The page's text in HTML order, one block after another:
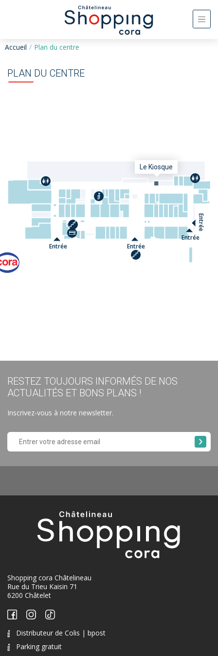
Accueil Plan du centre
PLAN DU CENTRE
Le Kiosque
Entrée
Entrée
Entrée
Entrée
RESTEZ TOUJOURS INFORMÉS DE NOS
ACTUALITÉS ET BONS PLANS !
Inscrivez-vous à notre newsletter.
Shopping cora Châtelineau
Rue du Trieu Kaisin 71
6200 Châtelet
Distributeur de Colis | bpost
Parking gratuit